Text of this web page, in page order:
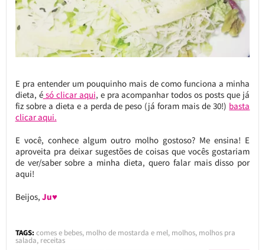
E pra entender um pouquinho mais de como funciona a minha
dieta, ésó clicar aqui, e pra acompanhar todos os posts que já
fiz sobre a dieta e a perda de peso (já foram mais de 30!) basta
clicar aqui.
E você, conhece algum outro molho gostoso? Me ensina! E
aproveita pra deixar sugestões de coisas que vocês gostariam
de ver/saber sobre a minha dieta, quero falar mais disso por
aqui!
Beijos, Ju♥
TAGS: comes e bebes, molho de mostarda e mel, molhos, molhos pra
salada, receitas